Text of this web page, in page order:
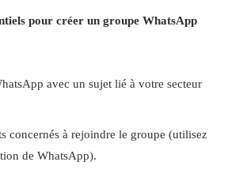
pour créer un groupe WhatsApp
avec un sujet lié à votre secteur
concernés à rejoindre le groupe (utilisez
de WhatsApp).